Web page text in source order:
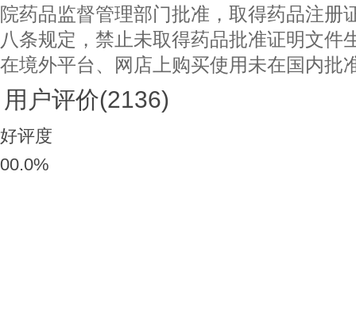
院药品监督管理部门批准，取得药品注册
八条规定，禁止未取得药品批准证明文件
在境外平台、网店上购买使用未在国内批
用户评价(2136)
好评度
00.0%